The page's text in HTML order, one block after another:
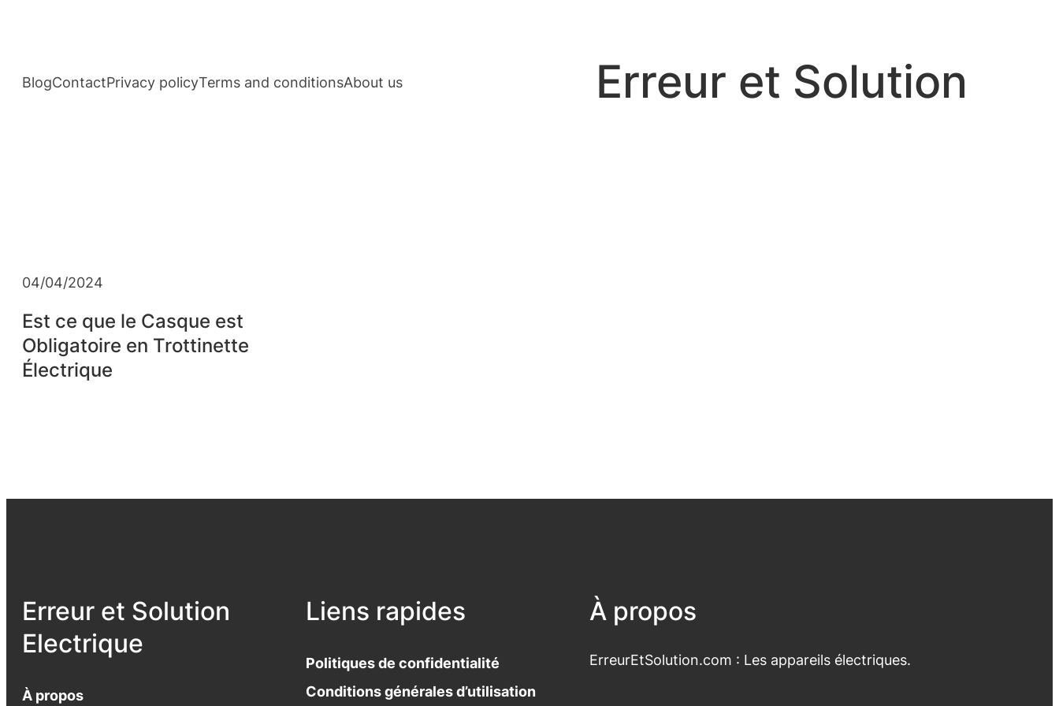
BlogContactPrivacy policyTerms and conditionsAbout us Erreur et Solution
04/04/2024
Est ce que le Casque est
Obligatoire en Trottinette
Électrique
Erreur et Solution
Electrique
À propos
Liens rapides
Politiques de confidentialité
Conditions générales d’utilisation
À propos
ErreurEtSolution.com : Les appareils électriques.